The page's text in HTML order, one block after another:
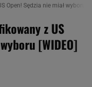
Open! Sędzia nie miał wyboru
z US
[WIDEO]